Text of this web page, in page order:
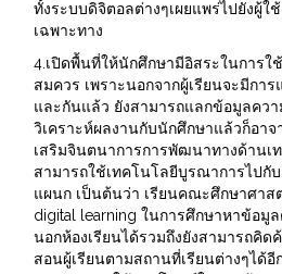
ทั้งระบบดิจิตอลต่างๆเผยแพร่ไปยังผู้ใ
เฉพาะทาง
4.เปิดพื้นที่ให้นักศึกษามีอิสระในการใ
สมควร เพราะนอกจากผู้เรียนจะมีกา
และกันแล้ว ยังสามารถแลกข้อมูลควา
วิเคราะห์ผลงานกับนักศึกษาแล้วก็อาจ
เสริมจินตนาการการพัฒนาทางด้านเ
สามารถใช้เทคโนโลยีบูรณาการไปกั
แผนก เป็นต้นว่า เรียนคณะศึกษาศาส
digital learning ในการศึกษาหาข้อมูล
นอกห้องเรียนได้รวมถึงยังสามารถคิด
สอนผู้เรียนตามสถานที่เรียนต่างๆได้อี